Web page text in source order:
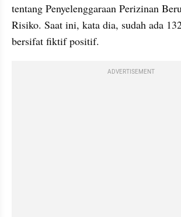
tentang Penyelenggaraan Perizinan
Risiko. Saat ini, kata dia, sudah ada
bersifat fiktif positif.
ADVERTISEMENT